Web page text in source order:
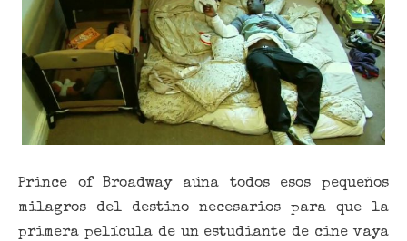
Prince of Broadway aúna todos esos pequeños
milagros del destino necesarios para que la
primera película de un estudiante de cine vaya